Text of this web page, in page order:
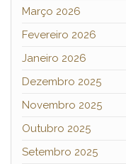
Março 2026
Fevereiro 2026
Janeiro 2026
Dezembro 2025
Novembro 2025
Outubro 2025
Setembro 2025